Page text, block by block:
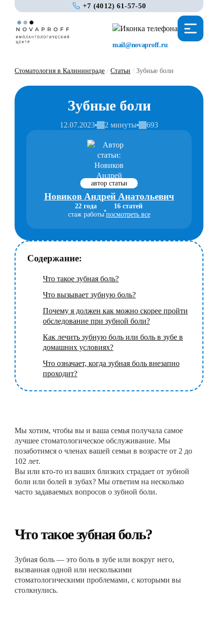
+7 (4012) 61-57-50
mail@novaproff.ru
Стоматология в Калининграде / Статьи / Зубные боли
Зубные боли
12.07.2023 2 минуты 693
автор статьи
Новиков Андрей Анатольевич
22 года
стаж работы
16 статей
посмотреть все
Содержание:
Что такое зубная боль?
Что вызывает зубную боль?
Почему я должен как можно скорее пройти
обследование при зубной боли?
Как лечить зубную боль или боль в зубе в
домашних условиях?
Что означает, когда зубная боль внезапно
проходит?
Мы хотим, чтобы вы и ваша семья получала самое
лучшее стоматологическое обслуживание. Мы
позаботимся о членах вашей семьи в возрасте от 2 до
102 лет.
Вы или кто-то из ваших близких страдает от зубной
боли или болей в зубах? Мы ответим на несколько
часто задаваемых вопросов о зубной боли.
Что такое зубная боль?
Зубная боль — это боль в зубе или вокруг него,
вызванная одной или несколькими
стоматологическими проблемами, с которыми вы
столкнулись.